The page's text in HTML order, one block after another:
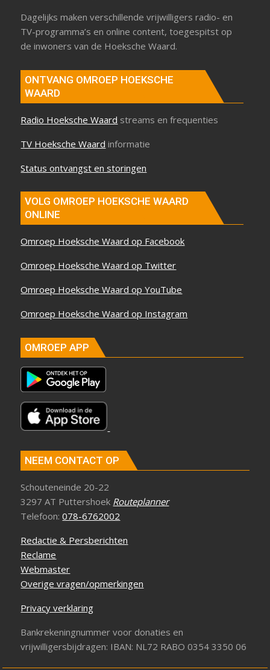
Dagelijks maken verschillende vrijwilligers radio- en
TV-programma’s en online content, toegespitst op
de inwoners van de Hoeksche Waard.
ONTVANG OMROEP HOEKSCHE
WAARD
Radio Hoeksche Waard streams en frequenties
TV Hoeksche Waard informatie
Status ontvangst en storingen
VOLG OMROEP HOEKSCHE WAARD
ONLINE
Omroep Hoeksche Waard op Facebook
Omroep Hoeksche Waard op Twitter
Omroep Hoeksche Waard op YouTube
Omroep Hoeksche Waard op Instagram
OMROEP APP
NEEM CONTACT OP
Schouteneinde 20-22
3297 AT Puttershoek Routeplanner
Telefoon:078-6762002
Redactie & Persberichten
Reclame
Webmaster
Overige vragen/opmerkingen
Privacy verklaring
Bankrekeningnummer voor donaties en
vrijwilligersbijdragen: IBAN: NL72 RABO 0354 3350 06